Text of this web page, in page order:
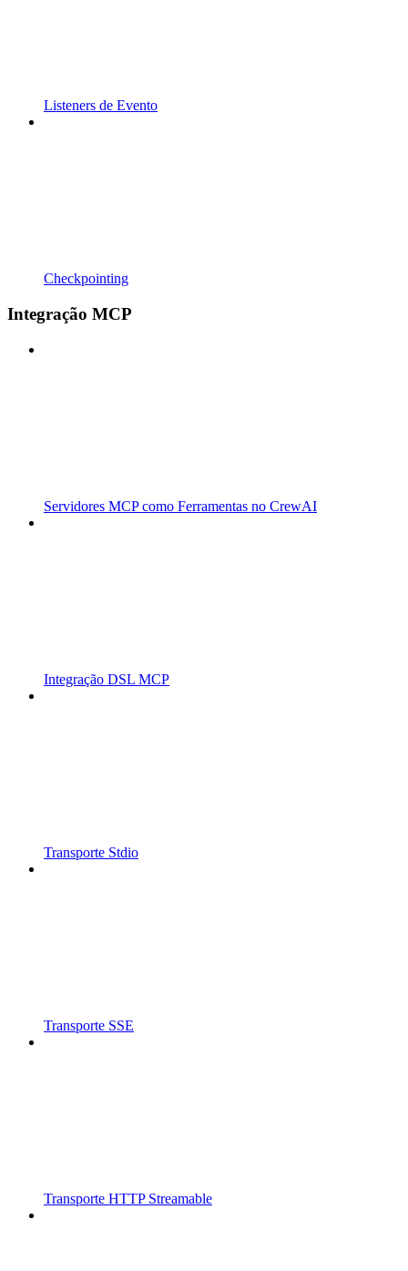
Listeners de Evento
Checkpointing
Integração MCP
Servidores MCP como Ferramentas no CrewAI
Integração DSL MCP
Transporte Stdio
Transporte SSE
Transporte HTTP Streamable